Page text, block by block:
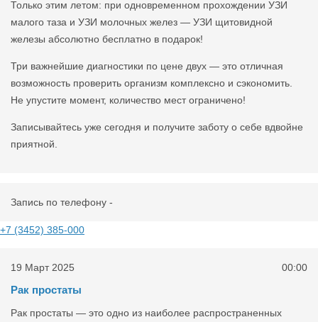
Только этим летом: при одновременном прохождении УЗИ
малого таза и УЗИ молочных желез — УЗИ щитовидной
железы абсолютно бесплатно в подарок!
Три важнейшие диагностики по цене двух — это отличная
возможность проверить организм комплексно и сэкономить.
Не упустите момент, количество мест ограничено!
Записывайтесь уже сегодня и получите заботу о себе вдвойне
приятной.
Запись по телефону -
+7 (3452) 385-000
19 Март 2025 00:00
Рак простаты
Рак простаты — это одно из наиболее распространенных